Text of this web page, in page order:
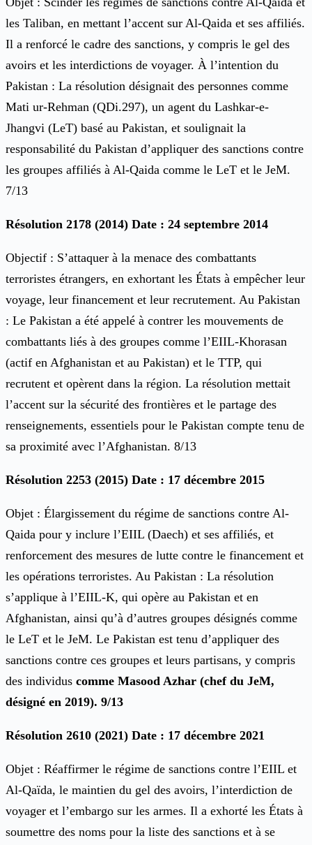
les Taliban, en mettant l’accent sur Al-Qaida et ses affiliés.
Il a renforcé le cadre des sanctions, y compris le gel des
avoirs et les interdictions de voyager. À l’intention du
Pakistan : La résolution désignait des personnes comme
Mati ur-Rehman (QDi.297), un agent du Lashkar-e-
Jhangvi (LeT) basé au Pakistan, et soulignait la
responsabilité du Pakistan d’appliquer des sanctions contre
les groupes affiliés à Al-Qaida comme le LeT et le JeM.
7/13
Résolution 2178 (2014) Date : 24 septembre 2014
Objectif : S’attaquer à la menace des combattants
terroristes étrangers, en exhortant les États à empêcher leur
voyage, leur financement et leur recrutement. Au Pakistan
: Le Pakistan a été appelé à contrer les mouvements de
combattants liés à des groupes comme l’EIIL-Khorasan
(actif en Afghanistan et au Pakistan) et le TTP, qui
recrutent et opèrent dans la région. La résolution mettait
l’accent sur la sécurité des frontières et le partage des
renseignements, essentiels pour le Pakistan compte tenu de
sa proximité avec l’Afghanistan. 8/13
Résolution 2253 (2015) Date : 17 décembre 2015
Objet : Élargissement du régime de sanctions contre Al-
Qaida pour y inclure l’EIIL (Daech) et ses affiliés, et
renforcement des mesures de lutte contre le financement et
les opérations terroristes. Au Pakistan : La résolution
s’applique à l’EIIL-K, qui opère au Pakistan et en
Afghanistan, ainsi qu’à d’autres groupes désignés comme
le LeT et le JeM. Le Pakistan est tenu d’appliquer des
sanctions contre ces groupes et leurs partisans, y compris
des individus comme Masood Azhar (chef du JeM,
désigné en 2019). 9/13
Résolution 2610 (2021) Date : 17 décembre 2021
Objet : Réaffirmer le régime de sanctions contre l’EIIL et
Al-Qaïda, le maintien du gel des avoirs, l’interdiction de
voyager et l’embargo sur les armes. Il a exhorté les États à
soumettre des noms pour la liste des sanctions et à se